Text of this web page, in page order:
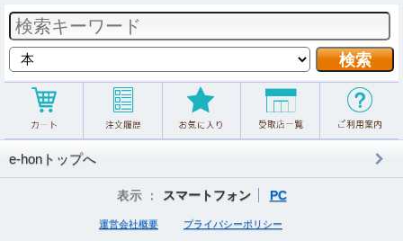
e-honトップへ
表示 ： スマートフォン PC
運営会社概要 プライバシーポリシー